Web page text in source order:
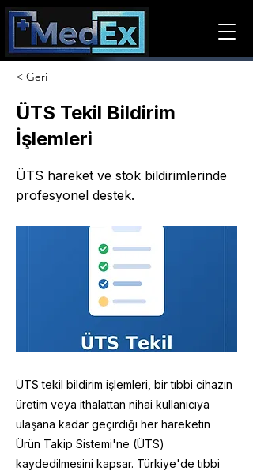
< Geri
ÜTS Tekil Bildirim
İşlemleri
ÜTS hareket ve stok bildirimlerinde
profesyonel destek.
ÜTS tekil bildirim işlemleri, bir tıbbi cihazın
üretim veya ithalattan nihai kullanıcıya
ulaşana kadar geçirdiği her hareketin
Ürün Takip Sistemi'ne (ÜTS)
kaydedilmesini kapsar. Türkiye'de tıbbi